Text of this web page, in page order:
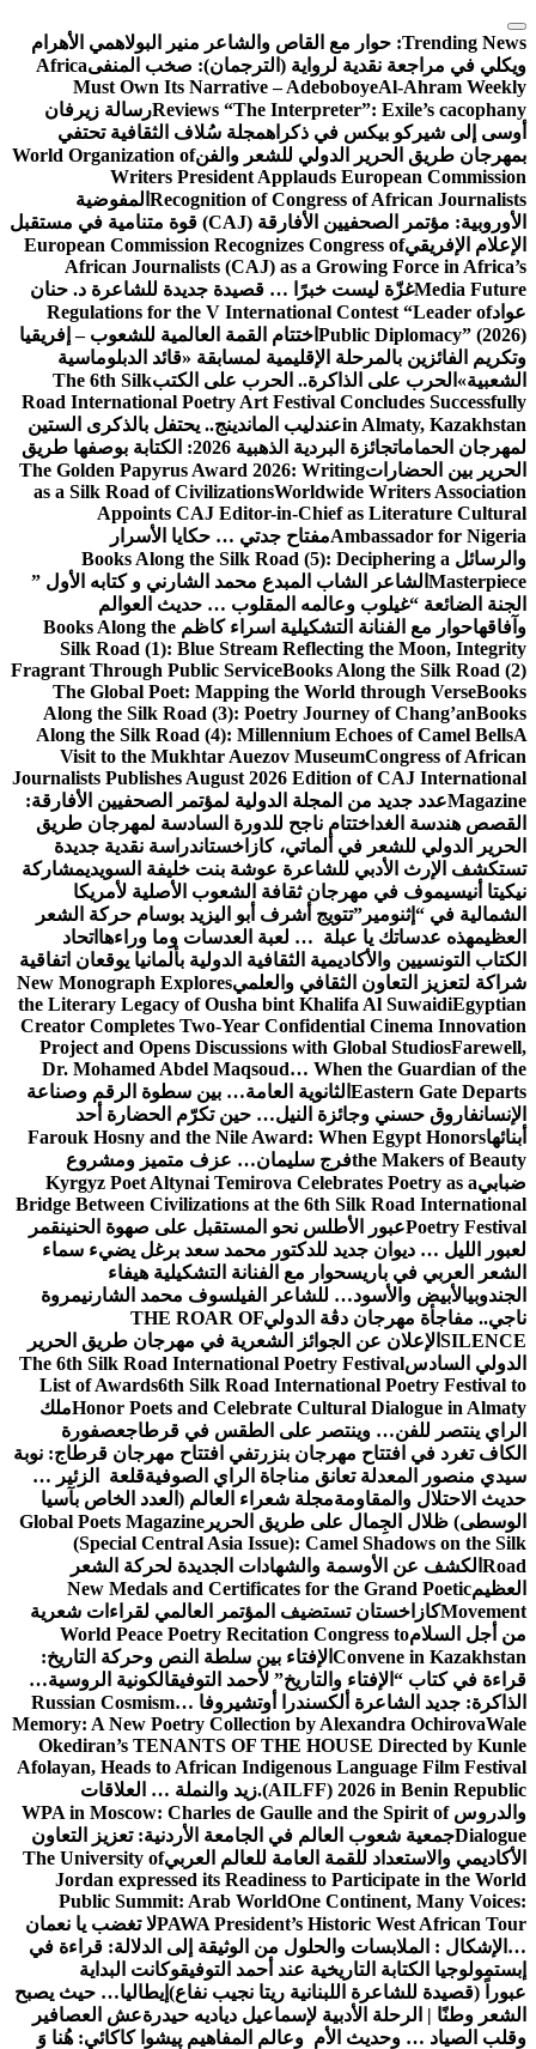
التجاوز
إلى
المحتوى
Trending News: حوار مع القاص والشاعر منير البولاهمي الأهرام
ويكلي في مراجعة نقدية لرواية (الترجمان): صخب المنفىAfrica
Must Own Its Narrative – AdeboboyeAl-Ahram Weekly
Reviews “The Interpreter”: Exile’s cacophanyرسالة زيرفان
أوسى إلى شيركو بيكس في ذكراهمجلة سُلاف الثقافية تحتفي
بمهرجان طريق الحرير الدولي للشعر والفنWorld Organization of
Writers President Applauds European Commission
Recognition of Congress of African Journalists المفوضية
الأوروبية: مؤتمر الصحفيين الأفارقة (CAJ) قوة متنامية في مستقبل
الإعلام الإفريقيEuropean Commission Recognizes Congress of
African Journalists (CAJ) as a Growing Force in Africa’s
Media Futureغزّة ليست خبرًا … قصيدة جديدة للشاعرة د. حنان
عوادRegulations for the V International Contest “Leader of
Public Diplomacy” (2026) اختتام القمة العالمية للشعوب – إفريقيا
وتكريم الفائزين بالمرحلة الإقليمية لمسابقة «قائد الدبلوماسية
الشعبية» الحرب على الذاكرة.. الحرب على الكتبThe 6th Silk
Road International Poetry Art Festival Concludes Successfully
in Almaty, Kazakhstanعندليب الماندينج.. يحتفل بالذكرى الستين
لمهرجان الحمامات
جائزة البردية الذهبية 2026: الكتابة بوصفها طريق
الحرير بين الحضاراتThe Golden Papyrus Award 2026: Writing
as a Silk Road of CivilizationsWorldwide Writers Association
Appoints CAJ Editor-in-Chief as Literature Cultural
Ambassador for Nigeriaمفتاح جدتي … حكايا الأسرار
والرسائل Books Along the Silk Road (5): Deciphering a
Masterpiece الشاعر الشاب المبدع محمد الشارني و كتابه الأول ”
الجنة الضائعة “غيلوب وعالمه المقلوب … حديث العوالم
وآفاقهاحوار مع الفنانة التشكيلية اسراء كاظم Books Along the
Silk Road (1): Blue Stream Reflecting the Moon, Integrity
Fragrant Through Public ServiceBooks Along the Silk Road (2)
The Global Poet: Mapping the World through VerseBooks
Along the Silk Road (3): Poetry Journey of Chang’anBooks
Along the Silk Road (4): Millennium Echoes of Camel BellsA
Visit to the Mukhtar Auezov MuseumCongress of African
Journalists Publishes August 2026 Edition of CAJ International
Magazineعدد جديد من المجلة الدولية لمؤتمر الصحفيين الأفارقة:
القصص هندسة الغد اختتام ناجح للدورة السادسة لمهرجان طريق
الحرير الدولي للشعر في ألماتي، كازاخستاندراسة نقدية جديدة
تستكشف الإرث الأدبي للشاعرة عوشة بنت خليفة السويديمشاركة
نيكيتا أنيسيموف في مهرجان ثقافة الشعوب الأصلية لأمريكا
الشمالية في “إثنومير”تتويج أشرف أبو اليزيد بوسام حركة الشعر
العظيمهذه عدساتك يا عبلة … لعبة العدسات وما وراءها اتحاد
الكتاب التونسيين والأكاديمية الثقافية الدولية بألمانيا يوقعان اتفاقية
شراكة لتعزيز التعاون الثقافي والعلميNew Monograph Explores
the Literary Legacy of Ousha bint Khalifa Al SuwaidiEgyptian
Creator Completes Two-Year Confidential Cinema Innovation
Project and Opens Discussions with Global StudiosFarewell,
Dr. Mohamed Abdel Maqsoud… When the Guardian of the
Eastern Gate Departs الثانوية العامة… بين سطوة الرقم وصناعة
الإنسانفاروق حسني وجائزة النيل… حين تكرّم الحضارة أحد
أبنائهاFarouk Hosny and the Nile Award: When Egypt Honors
the Makers of Beautyفرج سليمان… عزف متميز ومشروع
ضبابيKyrgyz Poet Altynai Temirova Celebrates Poetry as a
Bridge Between Civilizations at the 6th Silk Road International
Poetry Festivalعبور الأطلس نحو المستقبل على صهوة الحنينقمر
لعبور الليل … ديوان جديد للدكتور محمد سعد برغل يضيء سماء
الشعر العربي في باريسحوار مع الفنانة التشكيلية هيفاء
الجندوبيالأبيض والأسود… للشاعر الفيلسوف محمد الشارنيمروة
ناجي.. مفاجأة مهرجان دڨة الدوليTHE ROAR OF
SILENCE الإعلان عن الجوائز الشعرية في مهرجان طريق الحرير
الدولي السادسThe 6th Silk Road International Poetry Festival
List of Awards6th Silk Road International Poetry Festival to
Honor Poets and Celebrate Cultural Dialogue in Almatyملك
الراي ينتصر للفن… وينتصر على الطقس في قرطاجعصفورة
الكاف تغرد في افتتاح مهرجان بنزرتفي افتتاح مهرجان قرطاج: نوبة
سيدي منصور المعدلة تعانق مناجاة الراي الصوفيةقلعة الزئير …
حديث الاحتلال والمقاومةمجلة شعراء العالم (العدد الخاص بآسيا
الوسطى) ظلال الجِمال على طريق الحرير Global Poets Magazine
(Special Central Asia Issue): Camel Shadows on the Silk
Road الكشف عن الأوسمة والشهادات الجديدة لحركة الشعر
العظيمNew Medals and Certificates for the Grand Poetic
Movementكازاخستان تستضيف المؤتمر العالمي لقراءات شعرية
من أجل السلامWorld Peace Poetry Recitation Congress to
Convene in Kazakhstan الإفتاء بين سلطة النص وحركة التاريخ:
قراءة في كتاب “الإفتاء والتاريخ” لأحمد التوفيقالكونية الروسية…
الذاكرة: جديد الشاعرة ألكسندرا أوتشيروفا Russian Cosmism…
Memory: A New Poetry Collection by Alexandra OchirovaWale
Okediran’s TENANTS OF THE HOUSE Directed by Kunle
Afolayan, Heads to African Indigenous Language Film Festival
(AILFF) 2026 in Benin Republic. زيد والنملة … العلاقات
والدروسWPA in Moscow: Charles de Gaulle and the Spirit of
Dialogueجمعية شعوب العالم في الجامعة الأردنية: تعزيز التعاون
الأكاديمي والاستعداد للقمة العامة للعالم العربيThe University of
Jordan expressed its Readiness to Participate in the World
Public Summit: Arab WorldOne Continent, Many Voices:
PAWA President’s Historic West African Tourلا تغضب يا نعمان
…الإشكال : الملابسات والحلول من الوثيقة إلى الدلالة: قراءة في
إبستمولوجيا الكتابة التاريخية عند أحمد التوفيقوكانت البداية
عبوراً (قصيدة للشاعرة اللبنانية ريتا نجيب نفاع) إيطاليا… حيث يصبح
الشعر وطنًا | الرحلة الأدبية لإسماعيل دياديه حيدرةعش العصافير
وقلب الصياد … وحديث الأم وعالم المفاهيم پیشوا کاکائي: هُنا وَ